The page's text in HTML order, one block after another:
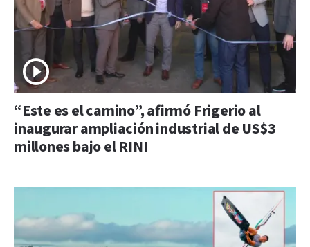
“Este es el camino”, afirmó Frigerio al
inaugurar ampliación industrial de US$3
millones bajo el RINI